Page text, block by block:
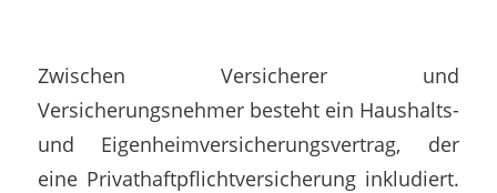
Zwischen Versicherer und
Versicherungsnehmer besteht ein Haushalts-
und Eigenheimversicherungsvertrag, der
eine Privathaftpflichtversicherung inkludiert.